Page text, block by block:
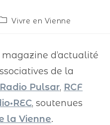
Vivre en Vienne
d’actualité
de la
Radio Pulsar, RCF
, soutenues
la Vienne.